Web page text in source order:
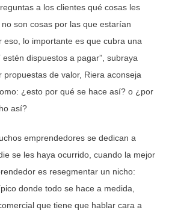
a los clientes qué cosas les
son cosas por las que estarían
eso, lo importante es que cubra una
dispuestos a pagar”, subraya
de valor, Riera aconseja
¿esto por qué se hace así? o ¿por
así?
emprendedores se dedican a
se les haya ocurrido, cuando la mejor
es resegmentar un nicho:
donde todo se hace a medida,
que tiene que hablar cara a